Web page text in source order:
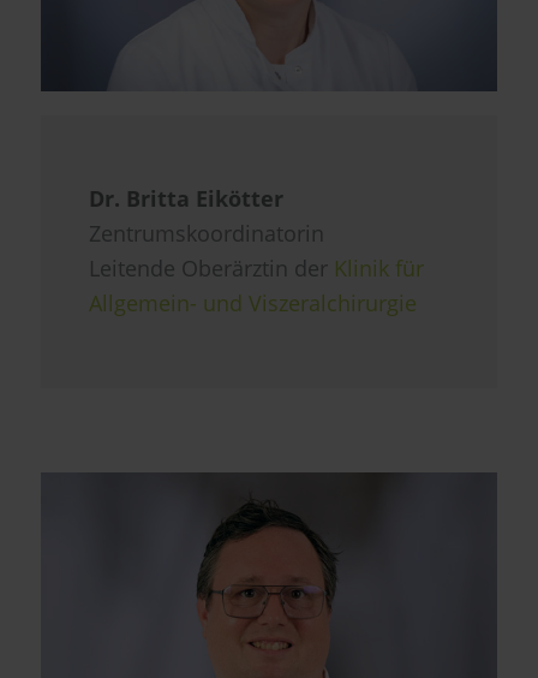
Dr. Britta Eikötter
Zentrumskoordinatorin
Leitende Oberärztin der Klinik für
Allgemein- und Viszeralchirurgie